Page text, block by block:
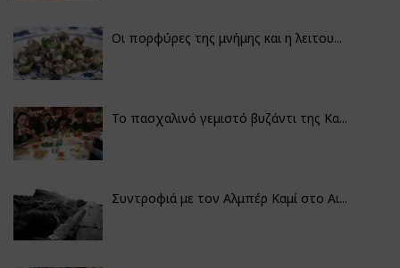
Οι πορφύρες της μνήμης και η λειτου...
Το πασχαλινό γεμιστό βυζάντι της Κα...
Συντροφιά με τον Αλμπέρ Καμί στο Αι...